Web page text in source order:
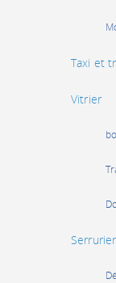
Taxi et
Vitrier
Serrurier